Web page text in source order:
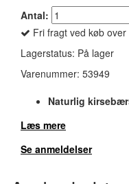
Antal:
Fri fragt ved køb over
Lagerstatus: På lager
Varenummer: 53949
Naturlig
Læs mere
Se anmeldelser